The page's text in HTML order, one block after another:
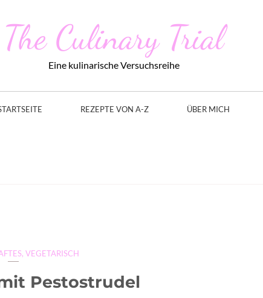
The Culinary Trial
Eine kulinarische Versuchsreihe
REZEPTE VON A-Z ÜBER MICH
, VEGETARISCH
Pestostrudel